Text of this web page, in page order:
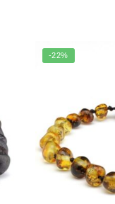
-22%